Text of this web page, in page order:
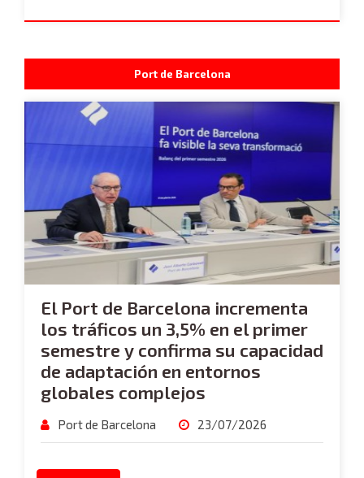
Port de Barcelona
El Port de Barcelona incrementa
los tráficos un 3,5% en el primer
semestre y confirma su capacidad
de adaptación en entornos
globales complejos
Port de Barcelona 23/07/2026